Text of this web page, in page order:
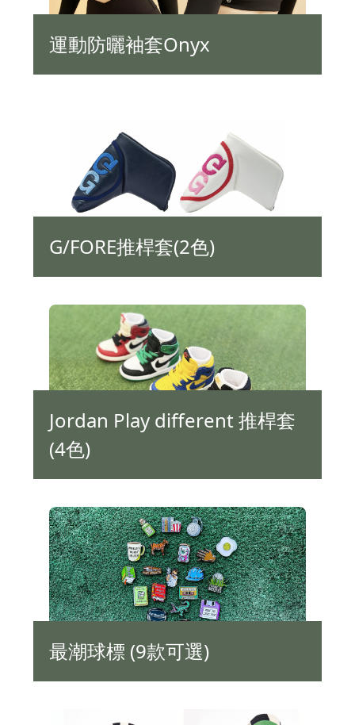
運動防曬袖套Onyx
G/FORE推桿套(2色)
Jordan Play different 推桿套
(4色)
最潮球標 (9款可選)